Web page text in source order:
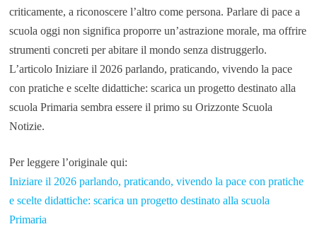
criticamente, a riconoscere l’altro come persona. Parlare di pace a
scuola oggi non significa proporre un’astrazione morale, ma offrire
strumenti concreti per abitare il mondo senza distruggerlo.
L’articolo Iniziare il 2026 parlando, praticando, vivendo la pace
con pratiche e scelte didattiche: scarica un progetto destinato alla
scuola Primaria sembra essere il primo su Orizzonte Scuola
Notizie.
Per leggere l’originale qui:
Iniziare il 2026 parlando, praticando, vivendo la pace con pratiche
e scelte didattiche: scarica un progetto destinato alla scuola
Primaria